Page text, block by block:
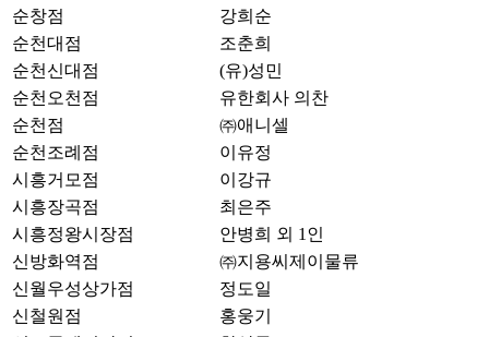
순창점
강희순
순천대점
조춘희
순천신대점
(유)성민
순천오천점
유한회사 의찬
순천점
㈜애니셀
순천조례점
이유정
시흥거모점
이강규
시흥장곡점
최은주
시흥정왕시장점
안병희 외 1인
신방화역점
㈜지용씨제이물류
신월우성상가점
정도일
신철원점
홍웅기